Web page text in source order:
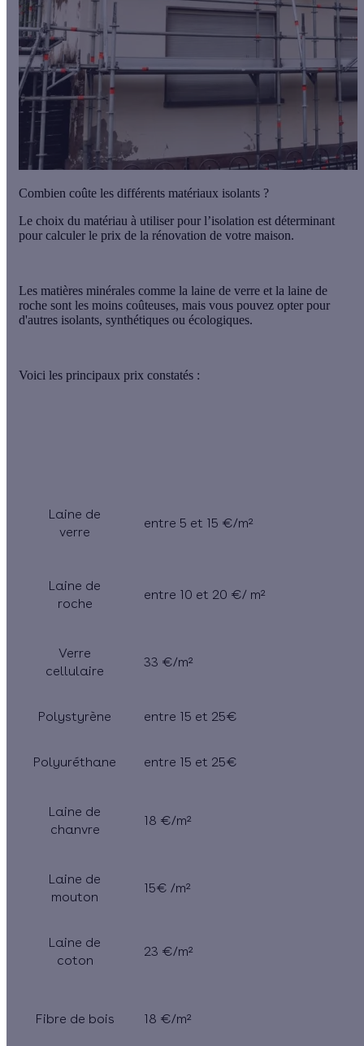
Combien coûte les différents matériaux isolants ?
Le choix du matériau à utiliser pour l’isolation est déterminant
pour calculer le prix de la rénovation de votre maison.
Les matières minérales comme la laine de verre et la laine de
roche sont les moins coûteuses, mais vous pouvez opter pour
d'autres isolants, synthétiques ou écologiques.
Voici les principaux prix constatés :
Laine de
verre
entre 5 et 15 €/m²
Laine de
roche
entre 10 et 20 €/ m²
Verre
cellulaire
33 €/m²
Polystyrène entre 15 et 25€
Polyuréthane entre 15 et 25€
Laine de
chanvre
18 €/m²
Laine de
mouton
15€ /m²
Laine de
coton
23 €/m²
Fibre de bois 18 €/m²